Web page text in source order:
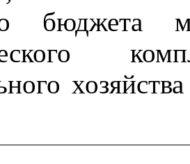
бюджета